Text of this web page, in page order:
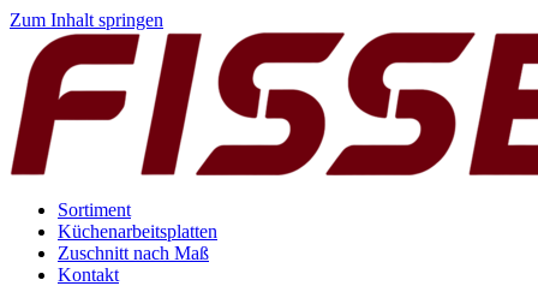
Zum Inhalt springen
Sortiment
Küchenarbeitsplatten
Zuschnitt nach Maß
Kontakt